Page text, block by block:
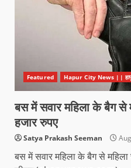
Featured Hapur City News ||
बस में सवार महिला के बैग से
हजार रुपए
Satya Prakash Seeman
बस में सवार महिला के बैग से महिला